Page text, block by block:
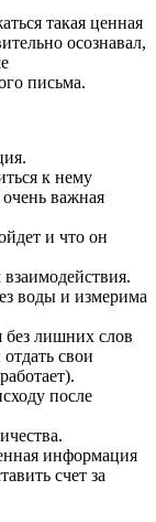
такая ценная
осознавал,
письма.
к нему
важная
и что он
воды и измерима
лишних слов
свои
после
информация
счет за